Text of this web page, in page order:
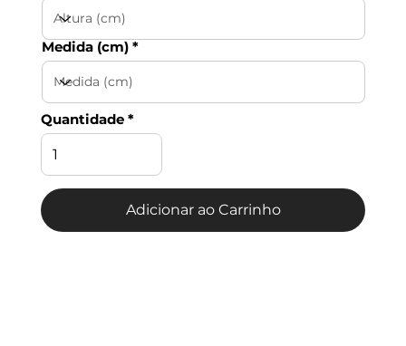
Medida (cm)
Quantidade
Adicionar ao Carrinho